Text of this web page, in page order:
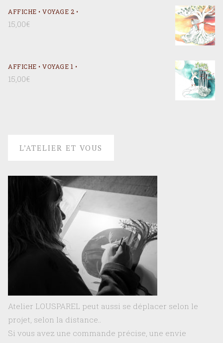
AFFICHE • VOYAGE 2 •
15,00€
AFFICHE • VOYAGE 1 •
15,00€
L’ATELIER ET VOUS
Atelier LOUSPAREL peut aussi se déplacer selon le
projet, selon la distance..
Si vous avez une commande précise, une envie